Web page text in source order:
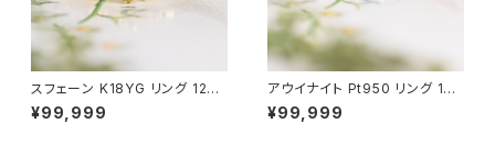
スフェーン K18YG リング 12号
（JK6390）
¥99,999
アウイナイト Pt950 リング 10
号（JK6900）
¥99,999